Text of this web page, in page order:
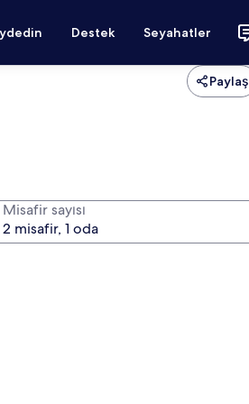
Destek Seyahatler
Paylaş
Misafir sayısı